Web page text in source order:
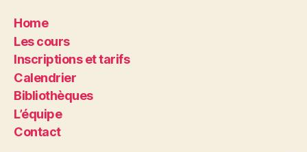
Home
Les cours
Inscriptions et tarifs
Calendrier
Bibliothèques
L’équipe
Contact